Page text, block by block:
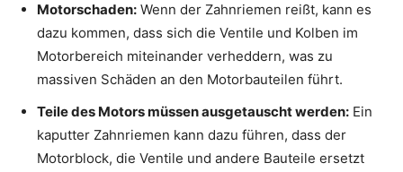
Motorschaden: Wenn der Zahnriemen reißt, kann es
dazu kommen, dass sich die Ventile und Kolben im
Motorbereich miteinander verheddern, was zu
massiven Schäden an den Motorbauteilen führt.
Teile des Motors müssen ausgetauscht werden: Ein
kaputter Zahnriemen kann dazu führen, dass der
Motorblock, die Ventile und andere Bauteile ersetzt